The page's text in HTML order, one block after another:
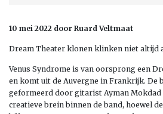
10 mei 2022 door Ruard Veltmaat
Dream Theater klonen klinken niet altijd
Venus Syndrome is van oorsprong een
en komt uit de Auvergne in Frankrijk. De
geformeerd door gitarist Ayman Mokdad
creatieve brein binnen de band, hoewel